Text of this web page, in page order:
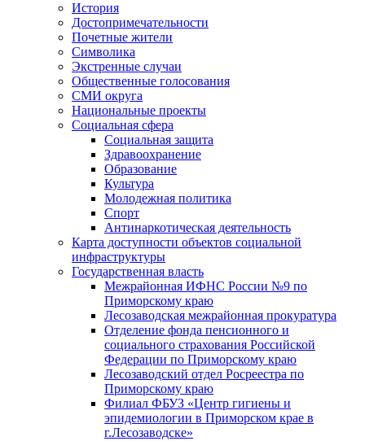
История
Достопримечательности
Почетные жители
Символика
Экстренные случаи
Общественные голосования
СМИ округа
Национальные проекты
Социальная сфера
Социальная защита
Здравоохранение
Образование
Культура
Молодежная политика
Спорт
Антинаркотическая деятельность
Карта доступности объектов социальной
инфраструктуры
Государственная власть
Межрайонная ИФНС России №9 по
Приморскому краю
Лесозаводская межрайонная прокуратура
Отделение фонда пенсионного и
социального страхования Российской
Федерации по Приморскому краю
Лесозаводский отдел Росреестра по
Приморскому краю
Филиал ФБУЗ «Центр гигиены и
эпидемиологии в Приморском крае в
г.Лесозаводске»